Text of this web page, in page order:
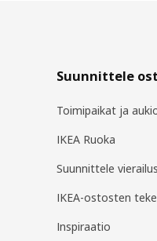
Suunnittele
Toimipaikat ja
IKEA Ruoka
Suunnittele
IKEA-ostosten
Inspiraatio